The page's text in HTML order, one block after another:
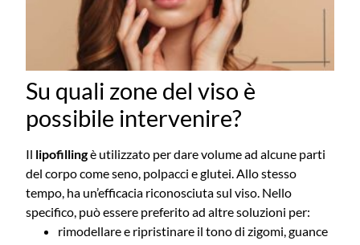
Su quali zone del viso è
possibile intervenire?
Il lipofillingè utilizzato per dare volume ad alcune parti
del corpo come seno, polpacci e glutei.Allo stesso
tempo, ha un’efficacia riconosciuta sul viso. Nello
specifico, può essere preferito ad altre soluzioni per:
rimodellare e ripristinare il tono di zigomi, guance